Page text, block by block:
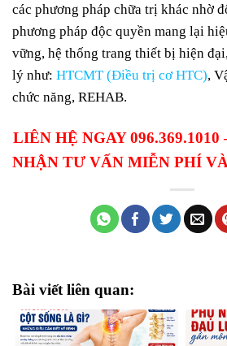
các phương pháp chữa trị khác nhờ
phương pháp độc quyền mang lại
vững, hệ thống trang thiết bị hiện
lý như: HTCMT (Điều trị cơ HTC),
chức năng, REHAB.
LIÊN HỆ NGAY 096.369.1010
NHẬN TƯ VẤN MIỄN PHÍ
Bài viết liên quan: